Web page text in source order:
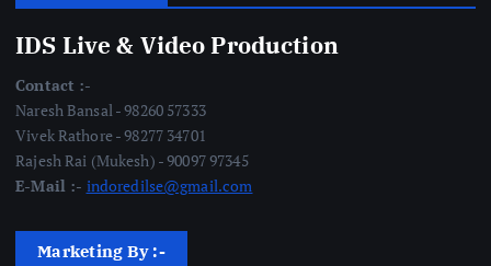
IDS Live & Video Production
Contact :-
Naresh Bansal - 98260 57333
Vivek Rathore - 98277 34701
Rajesh Rai (Mukesh) - 90097 97345
E-Mail :- indoredilse@gmail.com
Marketing By :-